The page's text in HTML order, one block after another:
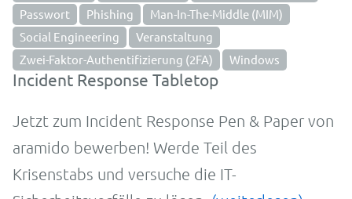
Passwort
Phishing
Man-In-The-Middle (MIM)
Social Engineering
Veranstaltung
Zwei-Faktor-Authentifizierung (2FA)
Windows
Incident Response Tabletop
Jetzt zum Incident Response Pen & Paper von
aramido bewerben! Werde Teil des
Krisenstabs und versuche die IT-